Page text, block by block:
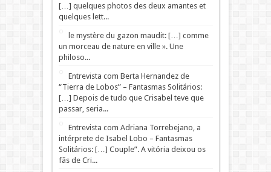
[…] quelques pho­tos des deux amantes et
quelques lett...
le mystère du gazon maudit: […] comme
un morceau de nature en ville ». Une
philoso...
Entrevista com Berta Hernandez de
“Tierra de Lobos” – Fantasmas Solitários:
[…] Depois de tudo que Crisabel teve que
passar, seria...
Entrevista com Adriana Torrebejano, a
intérprete de Isabel Lobo – Fantasmas
Solitários: […] Couple”. A vitória deixou os
fãs de Cri...